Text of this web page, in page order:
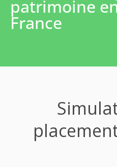
patrimoine
France